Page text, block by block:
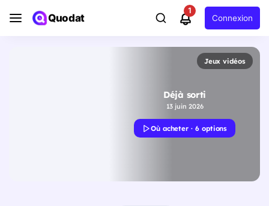
Quodat
1
Connexion
Jeux vidéos
Déjà sorti
13 juin 2026
Où acheter · 6 options